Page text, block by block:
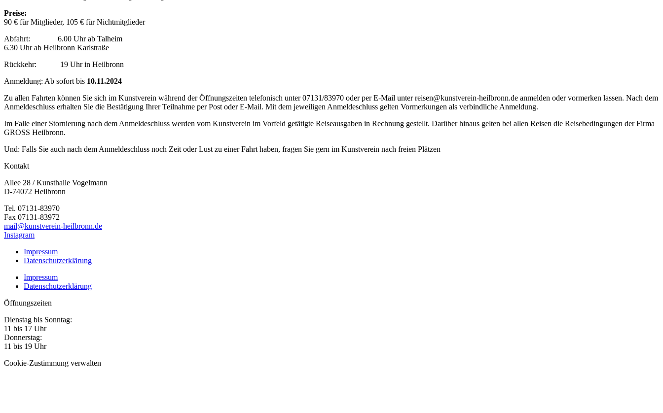
Preise:
90 € für Mitglieder, 105 € für Nichtmitglieder
Abfahrt: 6.00 Uhr ab Talheim
6.30 Uhr ab Heilbronn Karlstraße
Rückkehr: 19 Uhr in Heilbronn
Anmeldung: Ab sofort bis 10.11.2024
Zu allen Fahrten können Sie sich im Kunstverein während der Öffnungszeiten telefonisch unter 07131/83970 oder per E-Mail unter reisen@kunstverein-heilbronn.de anmelden oder vormerken lassen. Nach dem
Anmeldeschluss erhalten Sie die Bestätigung Ihrer Teilnahme per Post oder E-Mail. Mit dem jeweiligen Anmeldeschluss gelten Vormerkungen als verbindliche Anmeldung.
Im Falle einer Stornierung nach dem Anmeldeschluss werden vom Kunstverein im Vorfeld getätigte Reiseausgaben in Rechnung gestellt. Darüber hinaus gelten bei allen Reisen die Reisebedingungen der Firma
GROSS Heilbronn.
Und: Falls Sie auch nach dem Anmeldeschluss noch Zeit oder Lust zu einer Fahrt haben, fragen Sie gern im Kunstverein nach freien Plätzen
Kontakt
Allee 28 / Kunsthalle Vogelmann
D-74072 Heilbronn
Tel. 07131-83970
Fax 07131-83972
mail@kunstverein-heilbronn.de
Instagram
Impressum
Datenschutzerklärung
Impressum
Datenschutzerklärung
Öffnungszeiten
Dienstag bis Sonntag:
11 bis 17 Uhr
Donnerstag:
11 bis 19 Uhr
Cookie-Zustimmung verwalten